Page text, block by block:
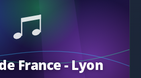
France - Lyon